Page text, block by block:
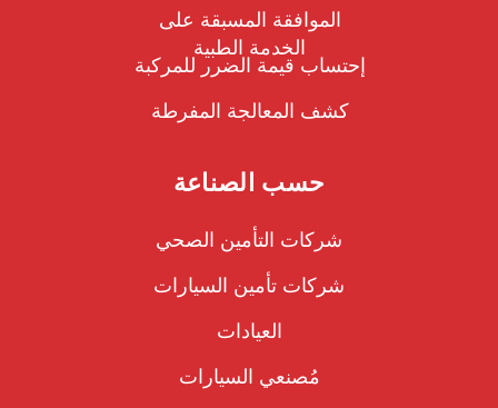
حسب الصناعة
شركات تأمين السيارات
العيادات
مُصنعي السيارات
شركات التأمين الصحي
الموافقة المسبقة على
الخدمة الطبية
إحتساب قيمة الضرر للمركبة
كشف المعالجة المفرطة